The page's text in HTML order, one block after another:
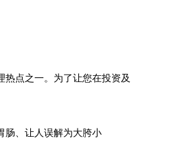
热点之一。为了让您在投资及
肠、让人误解为大胯小